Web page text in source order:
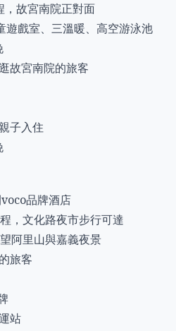
，故宮南院正對面
遊戲室、三溫暖、高空游泳池
故宮南院的旅客
子入住
品牌酒店
，文化路夜市步行可達
阿里山與嘉義夜景
旅客
站